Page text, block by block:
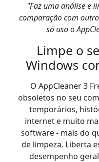
"Faz uma análise e
comparação com
só uso o
Limpe o
Windows
O AppCleaner 3
obsoletos no seu
temporários,
internet e muito
software - mais do
de limpeza. Liberta
desempenho